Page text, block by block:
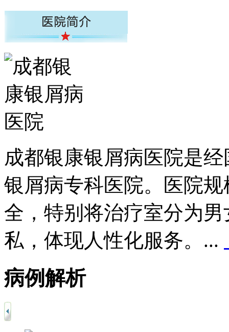
成都银康银屑病医院是
银屑病专科医院。医院
全，特别将治疗室分为
私，体现人性化服务。...
病例解析